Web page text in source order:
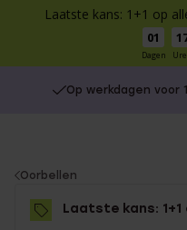
Laatste kans: 1+1 op
01
Dagen
Op werkdagen voor
You
are
here:
Oorbellen
Laatste kans: 1+1